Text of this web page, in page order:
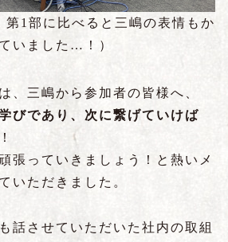
第1部に比べると三嶋の表情もか
いました…！）
、三嶋から参加者の皆様へ、
びであり、次に繋げていけば
！
張っていきましょう！と熱いメ
いただきました。
話させていただいた社内の取組